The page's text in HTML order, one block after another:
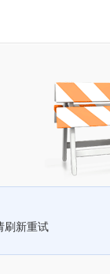
刷新重试